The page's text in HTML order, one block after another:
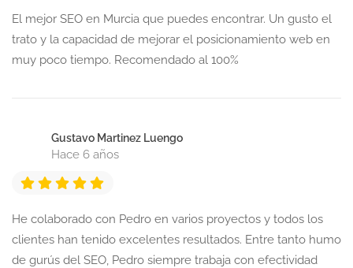
El mejor SEO en Murcia que puedes encontrar. Un gusto el
trato y la capacidad de mejorar el posicionamiento web en
muy poco tiempo. Recomendado al 100%
Gustavo Martinez Luengo
Hace 6 años
He colaborado con Pedro en varios proyectos y todos los
clientes han tenido excelentes resultados. Entre tanto humo
de gurús del SEO, Pedro siempre trabaja con efectividad